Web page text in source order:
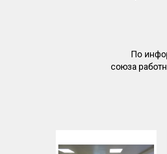
По
союза